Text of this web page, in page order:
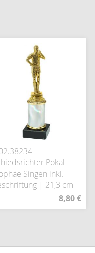
Pokal
Singen inkl.
| 21,3 cm
8,80 €